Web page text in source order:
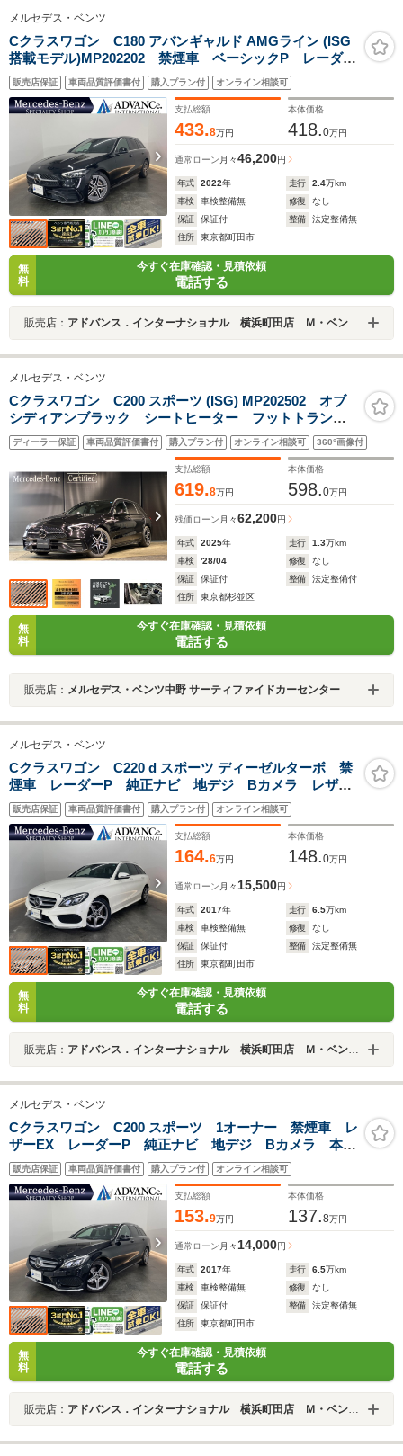
メルセデス・ベンツ
Cクラスワゴン C180 アバンギャルド AMGライン (ISG
搭載モデル)MP202202 禁煙車 ベーシックP レーダー
P パノラマルーフ ARナビ 地デジ 360カメラ ハー
フレザー シートヒーター パワーシート LED
DSRC Bluetooth HUD 電動リアゲート キーレス
販売店保証 車両品質評価書付 購入プラン付 オンライン相談可
支払総額
433.8万円
本体価格
418.0万円
通常ローン 月々46,200円
年式 2022年 走行 2.4万km
車検
車検整備無 修復
なし
保証
保証付 整備
法定整備無
住所
東京都町田市
無
料
今すぐ在庫確認・見積依頼
電話する
販売店： アドバンス．インターナショナル 横浜町田店 Ｍ・ベンツ専門店
メルセデス・ベンツ
Cクラスワゴン C200 スポーツ (ISG) MP202502 オブ
シディアンブラック シートヒーター フットトランク
オープナー 禁煙 元デモカー 18インチAW ブラック
ルーフレール ハイパフォーマンスLEDヘッドライト
ディーラー保証 車両品質評価書付 購入プラン付 オンライン相談可 360°画像付
支払総額
619.8万円
本体価格
598.0万円
残価ローン 月々62,200円
年式 2025年 走行 1.3万km
車検
'28/04 修復
なし
保証
保証付 整備
法定整備付
住所
東京都杉並区
無
料
今すぐ在庫確認・見積依頼
電話する
販売店： メルセデス・ベンツ中野 サーティファイドカーセンター
メルセデス・ベンツ
Cクラスワゴン C220 d スポーツ ディーゼルターボ 禁
煙車 レーダーP 純正ナビ 地デジ Bカメラ レザー
シート シートヒーター D席パワーシート パドルシフ
ト LED DSRC Bluetooth HUD ドラレコ PTS
電動リアゲート キーレスGO 18AW
販売店保証 車両品質評価書付 購入プラン付 オンライン相談可
支払総額
164.6万円
本体価格
148.0万円
通常ローン 月々15,500円
年式 2017年 走行 6.5万km
車検
車検整備無 修復
なし
保証
保証付 整備
法定整備無
住所
東京都町田市
無
料
今すぐ在庫確認・見積依頼
電話する
販売店： アドバンス．インターナショナル 横浜町田店 Ｍ・ベンツ専門店
メルセデス・ベンツ
Cクラスワゴン C200 スポーツ 1オーナー 禁煙車 レ
ザーEX レーダーP 純正ナビ 地デジ Bカメラ 本
革 シートヒーター パワーシート LED DSRC
Bluetooth HUD ドラレコ 電動リアゲート キーレス
GO 18AW
販売店保証 車両品質評価書付 購入プラン付 オンライン相談可
支払総額
153.9万円
本体価格
137.8万円
通常ローン 月々 14,000円
年式 2017年 走行 6.5万km
車検
車検整備無 修復
なし
保証
保証付 整備
法定整備無
住所
東京都町田市
無
料
今すぐ在庫確認・見積依頼
電話する
販売店： アドバンス．インターナショナル 横浜町田店 Ｍ・ベンツ専門店